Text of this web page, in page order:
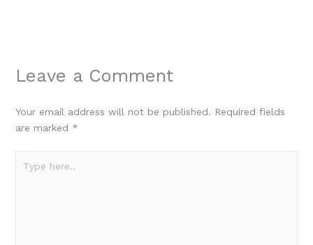
Leave a Comment
Your email address will not be published. Required fields
are marked *
here..